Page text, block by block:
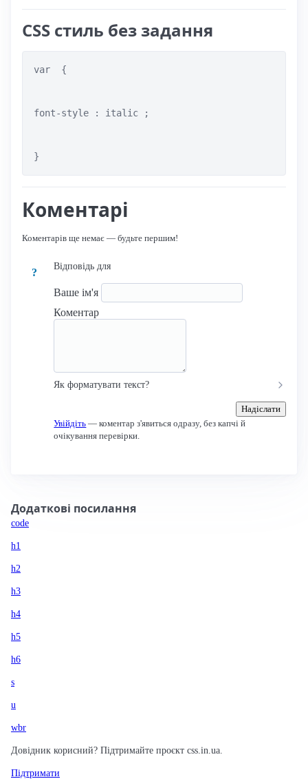
CSS стиль без задання
var  {
font-style : italic ;
}
Коментарі
Коментарів ще немає — будьте першим!
?
Відповідь для
Ваше ім'я
Коментар
Як форматувати текст?
Надіслати
Увійдіть — коментар з'явиться одразу, без капчі й
очікування перевірки.
Додаткові посилання
code
h1
h2
h3
h4
h5
h6
s
u
wbr
Довідник корисний? Підтримайте проєкт css.in.ua.
Підтримати